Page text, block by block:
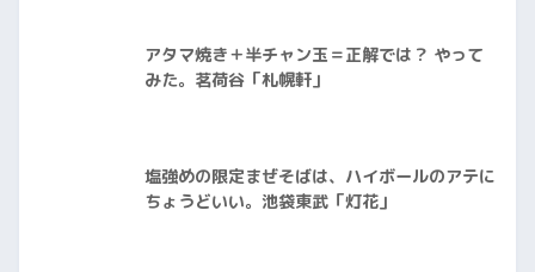
アタマ焼き＋半チャン玉＝正解では？ やって
みた。茗荷谷「札幌軒」
塩強めの限定まぜそばは、ハイボールのアテに
ちょうどいい。池袋東武「灯花」